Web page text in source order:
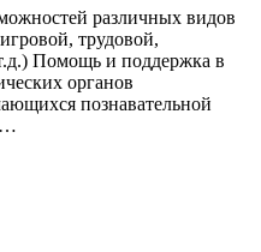
различных видов
трудовой,
Помощь и поддержка в
органов
познавательной